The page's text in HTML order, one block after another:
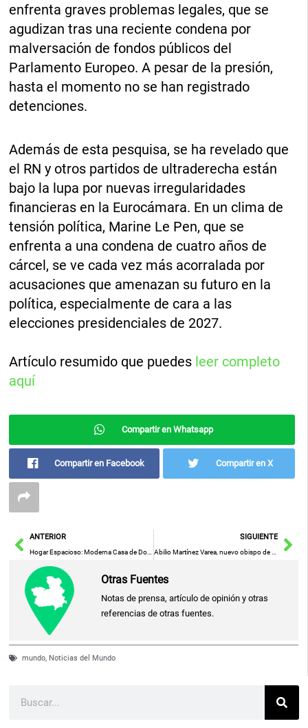
enfrenta graves problemas legales, que se
agudizan tras una reciente condena por
malversación de fondos públicos del
Parlamento Europeo. A pesar de la presión,
hasta el momento no se han registrado
detenciones.
Además de esta pesquisa, se ha revelado que
el RN y otros partidos de ultraderecha están
bajo la lupa por nuevas irregularidades
financieras en la Eurocámara. En un clima de
tensión política, Marine Le Pen, que se
enfrenta a una condena de cuatro años de
cárcel, se ve cada vez más acorralada por
acusaciones que amenazan su futuro en la
política, especialmente de cara a las
elecciones presidenciales de 2027.
Artículo resumido que puedes leer completo
aquí
Compartir en Whatsapp
Compartir en Facebook Compartir en X
AntANTERIOR
Hogar Espacioso: Moderna Casa de Dos Plantas con Cinco Dormitorios y Terraza
SIGUIENTE
Abilio Martínez Varea, nuevo obispo de Ciudad Real
Otras Fuentes
Notas de prensa, artículo de opinión y otras
referencias de otras fuentes.
mundo, Noticias del Mundo